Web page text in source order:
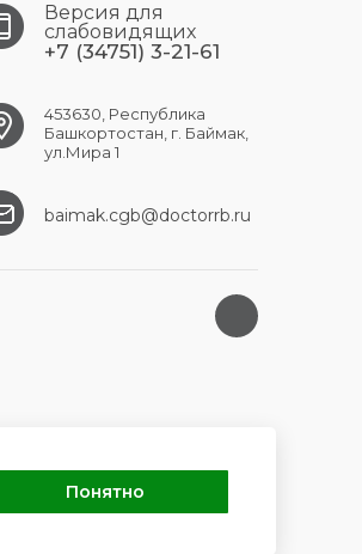
Версия для
слабовидящих
+7 (34751) 3-21-61
453630, Республика
Башкортостан, г. Баймак,
ул.Мира 1
baimak.cgb@doctorrb.ru
Понятно